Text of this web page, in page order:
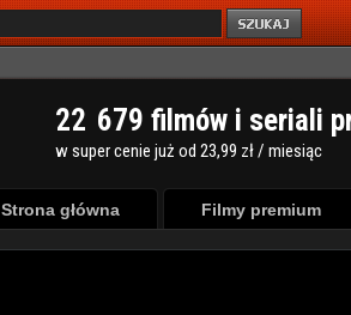
22 679 filmów i seriali
w super cenie już od 23,99 zł / miesiąc
Strona główna Filmy premium